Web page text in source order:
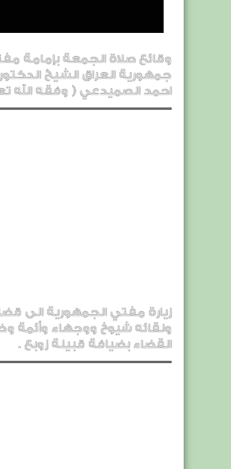
وقائع صلاة الجمعة بإمامة
جمهورية العراق الشيخ
احمد الصميدعي ( وفقه الله
زيارة مفتي الجمهورية الى
ولقائه شيوخ ووجهاء وأئمة
القضاء بضيافة قبيلة زوبع .